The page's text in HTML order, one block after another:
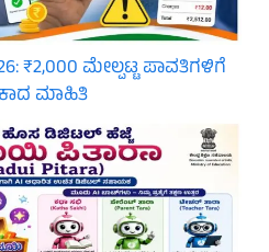
₹2,000 ಮೇಲ್ಪಟ್ಟ ಪಾವತಿಗಳಿಗೆ
ಮಾಹಿತಿ